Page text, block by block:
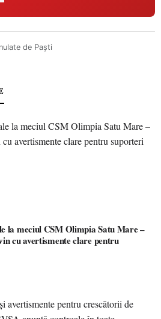
de Paști
la meciul CSM Olimpia Satu Mare –
cu avertismente clare pentru